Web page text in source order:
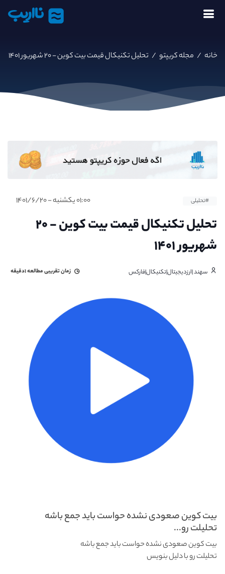
نااریب
خانه / مجله کریپتو / تحلیل تکنیکال قیمت بیت کوین - ۲۰ شهریور ۱۴۰۱
#تحلیلی ۰۱:۰۰ یکشنبه - ۱۴۰۱/۶/۲۰
تحلیل تکنیکال قیمت بیت کوین - ۲۰
شهریور ۱۴۰۱
سهند |ارزدیجیتال|تکنیکال|فارکس زمان تقریبی مطالعه۱دقیقه
بیت کوین صعودی نشده حواست باید جمع باشه
تحلیلت رو...
بیت کوین صعودی نشده حواست باید جمع باشه
تحلیلت رو با دلیل بنویس